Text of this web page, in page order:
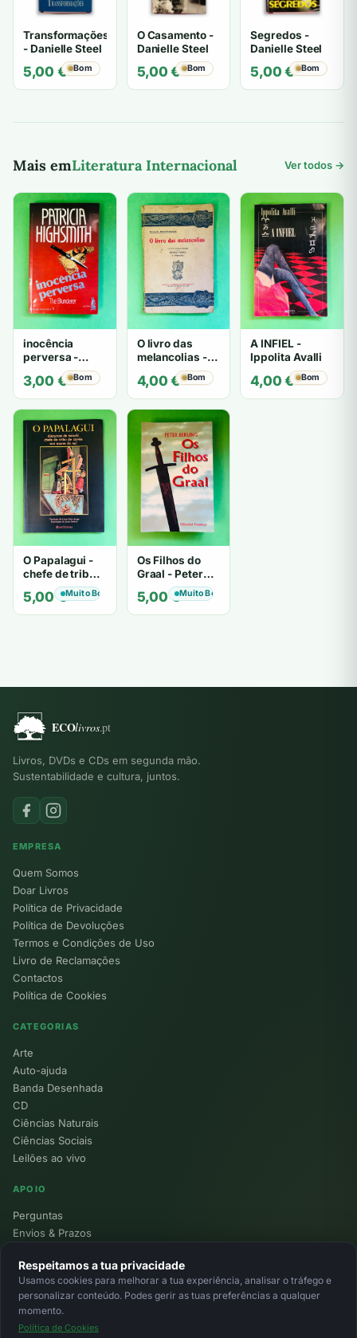
Transformações
- Danielle Steel
5,00 € Bom
O Casamento -
Danielle Steel
5,00€ Bom
Segredos -
Danielle Steel
5,00€ Bom
Mais emLiteratura Internacional Ver todos →
inocência
perversa -
PATRICIA
HIGHSMITH
3,00 € Bom
O livro das
melancolias -
Mantegazza
4,00€ Bom
A INFIEL -
Ippolita Avalli
4,00€ Bom
O Papalagui -
chefe de tribo
de tiavéa
5,00€Muito Bom
Os Filhos do
Graal - Peter
Berling
5,00€Muito Bom
Livros, DVDs e CDs em segunda mão.
Sustentabilidade e cultura, juntos.
EMPRESA
Quem Somos
Doar Livros
Política de Privacidade
Política de Devoluções
Termos e Condições de Uso
Livro de Reclamações
Contactos
Política de Cookies
CATEGORIAS
Arte
Auto-ajuda
Banda Desenhada
CD
Ciências Naturais
Ciências Sociais
Leilões ao vivo
APOIO
Perguntas
Envios & Prazos
Devoluções
Minha Conta
© 2026 Ecolivros. Todos os direitos reservados.
Respeitamos a tua privacidade
Usamos cookies para melhorar a tua experiência, analisar o tráfego e
personalizar conteúdo. Podes gerir as tuas preferências a qualquer
momento.
Política de Cookies